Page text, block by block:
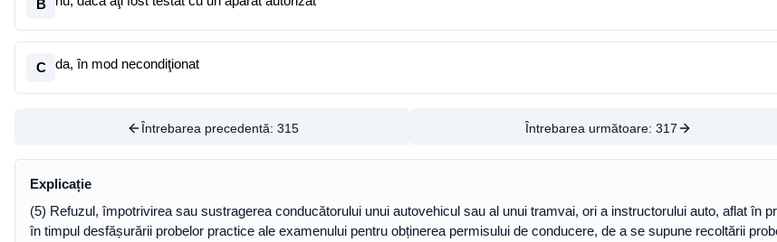
B
C da, în mod necondiţionat
Întrebarea precedentă: 315 Întrebarea următoare: 317
Explicație
(5) Refuzul, împotrivirea sau sustragerea conducătorului unui autovehicul sau al unui tramvai, ori a instructorului auto, aflat în
în timpul desfășurării probelor practice ale examenului pentru obținerea permisului de conducere, de a se supune recoltării